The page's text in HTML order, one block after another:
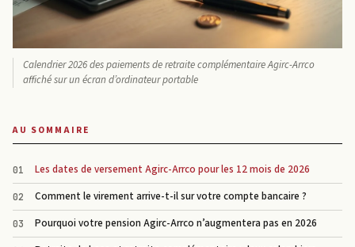
Calendrier 2026 des paiements de retraite complémentaire Agirc-Arrco
affiché sur un écran d’ordinateur portable
AU SOMMAIRE
Les dates de versement Agirc-Arrco pour les 12 mois de 2026
Comment le virement arrive-t-il sur votre compte bancaire ?
Pourquoi votre pension Agirc-Arrco n’augmentera pas en 2026